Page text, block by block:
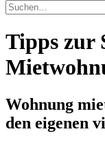
Tipps zur
Wohnung
den eigenen